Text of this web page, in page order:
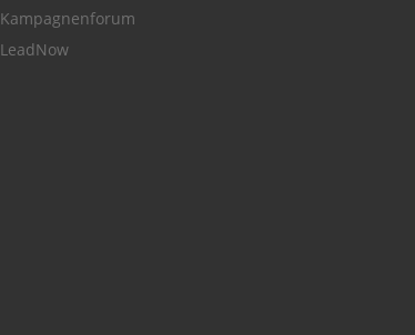
Kampagnenforum
LeadNow